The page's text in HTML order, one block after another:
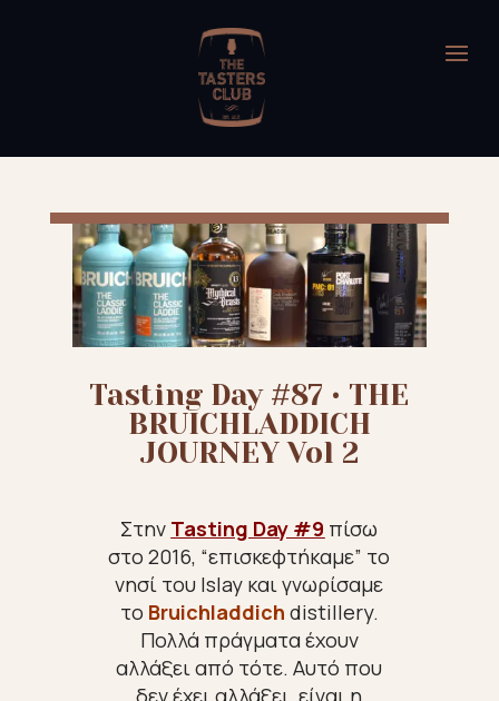
Tasting Day #87 • THE
BRUICHLADDICH
JOURNEY Vol 2
Στην Tasting Day #9 πίσω
στο 2016, “επισκεφτήκαμε” το
νησί του Ιslay και γνωρίσαμε
το Bruichladdich distillery.
Πολλά πράγματα έχουν
αλλάξει από τότε. Αυτό που